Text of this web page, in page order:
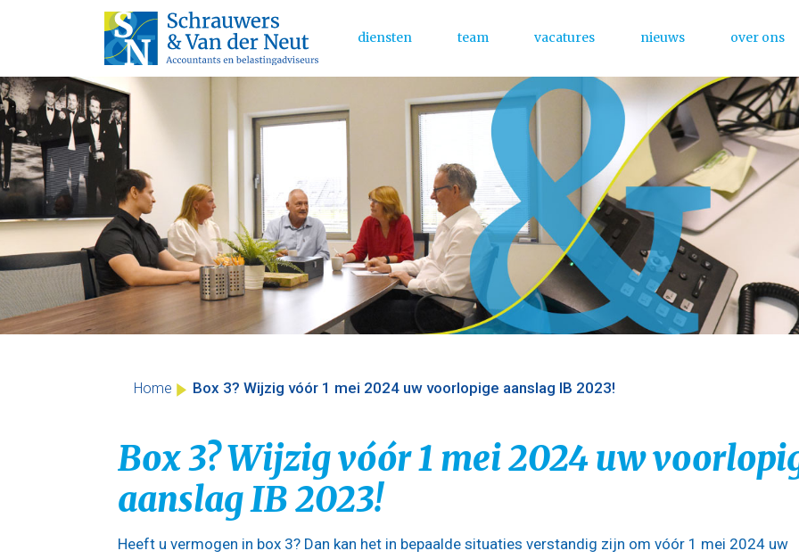
Skip
to
content
Main Menu
diensten team vacatures nieuws over ons
Home Box 3? Wijzig vóór 1 mei 2024 uw voorlopige aanslag IB 2023!
Box 3? Wijzig vóór 1 mei 2024 uw
aanslag IB 2023!
Heeft u vermogen in box 3? Dan kan het in bepaalde situaties verstandig zijn om vóór 1 mei 2024 uw